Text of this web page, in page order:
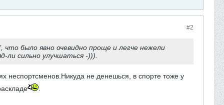
#2
что было явно очевидно проще и легче нежели
ли сильно улучшаться -))).
неспортсменов.Никуда не денешься, в спорте тоже у